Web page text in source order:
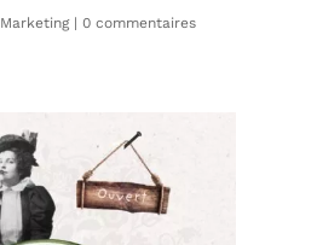
Marketing| 0 commentaires